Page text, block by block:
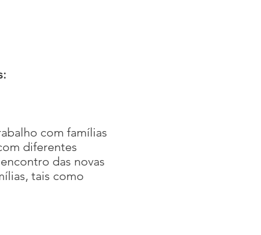
com famílias
diferentes
das novas
tais como